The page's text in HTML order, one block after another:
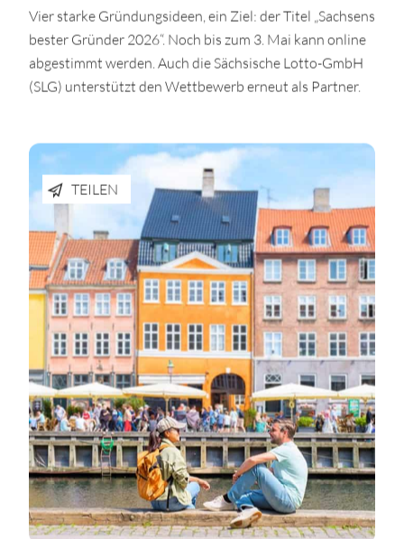
Vier starke Gründungsideen, ein Ziel: der Titel „Sachsens
bester Gründer 2026“. Noch bis zum 3. Mai kann online
abgestimmt werden. Auch die Sächsische Lotto-GmbH
(SLG) unterstützt den Wettbewerb erneut als Partner.
TEILEN